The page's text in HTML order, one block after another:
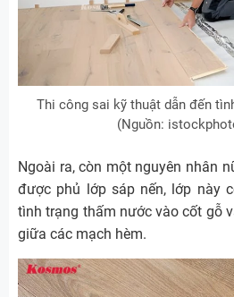
Thi công sai kỹ thuật dẫn đến
(Nguồn:
Ngoài ra, còn một nguyên nhân
được phủ lớp sáp nến, lớp này
tình trạng thấm nước vào cốt gỗ
giữa các mạch hèm.